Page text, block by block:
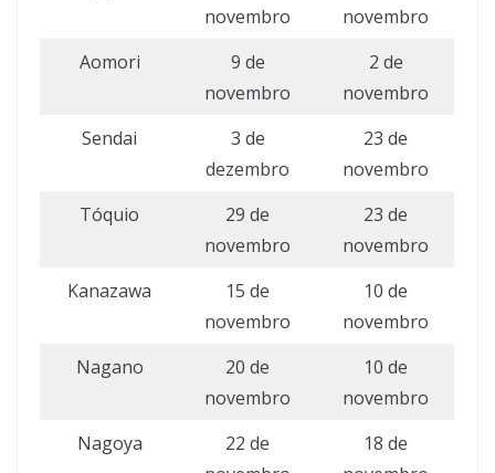
novembro
novembro
Aomori
9 de
novembro
2 de
novembro
Sendai
3 de
dezembro
23 de
novembro
Tóquio
29 de
novembro
23 de
novembro
Kanazawa
15 de
novembro
10 de
novembro
Nagano
20 de
novembro
10 de
novembro
Nagoya
22 de
18 de